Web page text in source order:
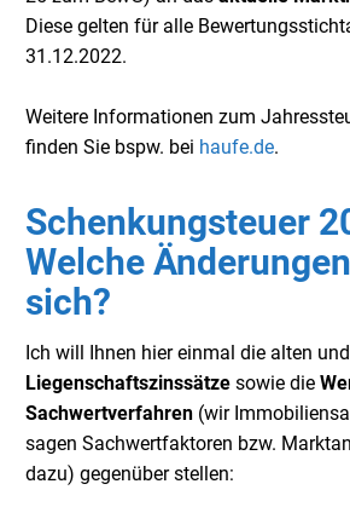
Diese gelten für alle
31.12.2022.
Weitere Informationen zum
finden Sie bspw. bei haufe.de.
Schenkungsteuer
Welche
sich?
Ich will Ihnen hier einmal die alten
Liegenschaftszinssätze sowie die
Sachwertverfahren (wir
sagen Sachwertfaktoren bzw.
dazu) gegenüber stellen: